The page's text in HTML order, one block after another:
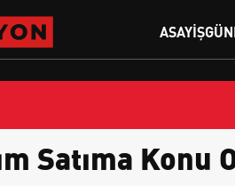
ASAYIŞ
Satıma